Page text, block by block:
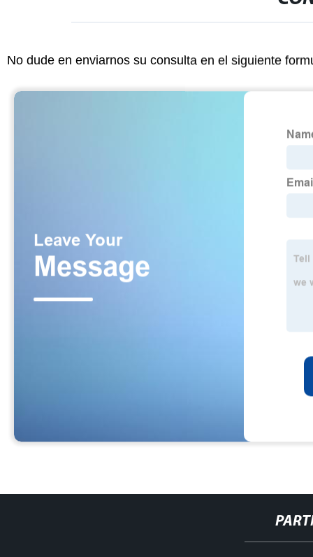
No dude en enviarnos su consulta en el siguiente